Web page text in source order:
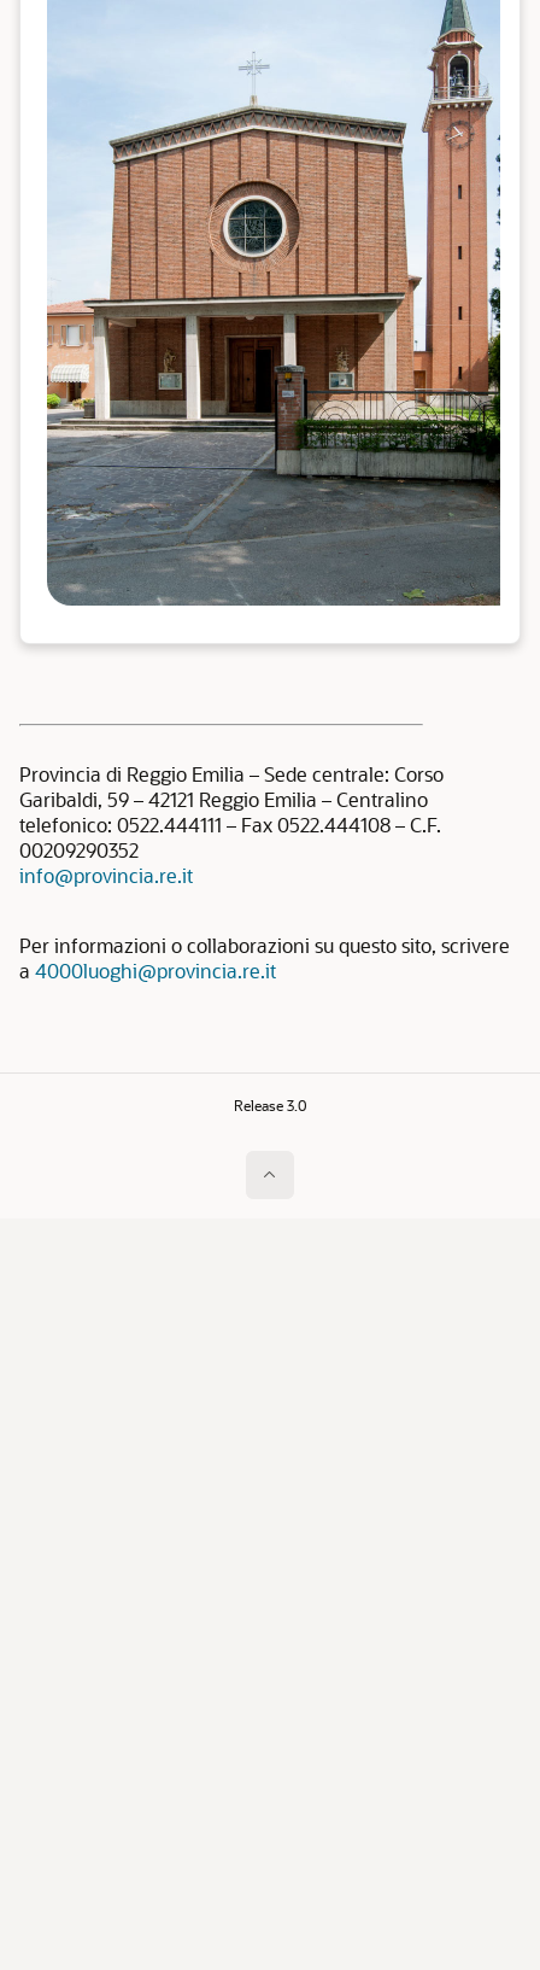
Provincia di Reggio Emilia – Sede centrale: Corso
Garibaldi, 59 – 42121 Reggio Emilia – Centralino
telefonico: 0522.444111 – Fax 0522.444108 – C.F.
00209290352
info@provincia.re.it
Per informazioni o collaborazioni su questo sito, scrivere
a 4000luoghi@provincia.re.it
Release 3.0